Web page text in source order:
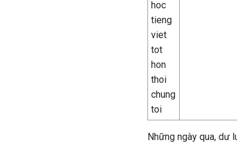
Những ngày qua, dư